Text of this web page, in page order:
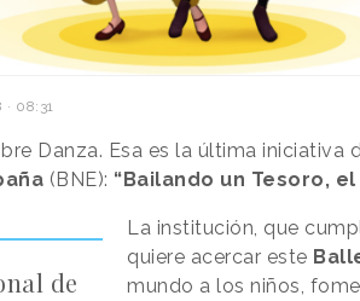
08:31
Danza. Esa es la última iniciativa
(BNE): “Bailando un Tesoro,
de
La institución, que
quiere acercar este
mundo a los niños,